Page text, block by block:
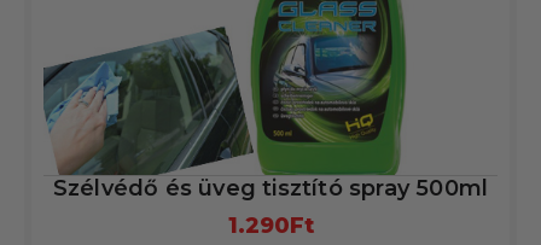
Szélvédő és üveg tisztító spray 500ml
1.290Ft